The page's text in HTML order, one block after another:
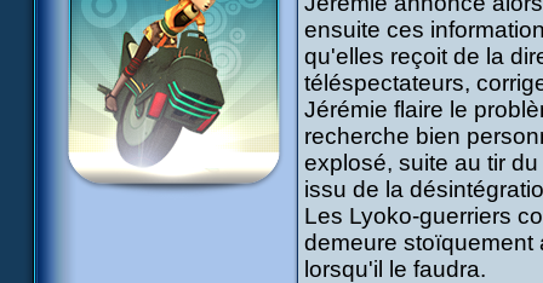
ensuite ces
qu'elles reçoit de la
téléspectateurs,
Jérémie flaire le
recherche bien
explosé, suite au tir
issu de la
Les Lyoko-guerriers
demeure stoïquement
lorsqu'il le faudra.